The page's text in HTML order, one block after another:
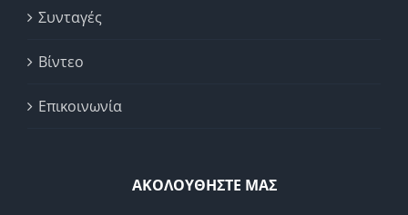
Συνταγές
Βίντεο
Επικοινωνία
ΑΚΟΛΟΥΘΗΣΤΕ ΜΑΣ